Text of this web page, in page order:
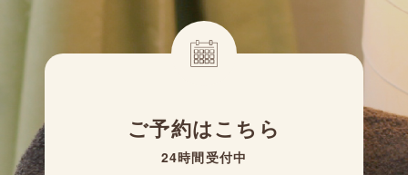
ご予約はこちら
24時間受付中